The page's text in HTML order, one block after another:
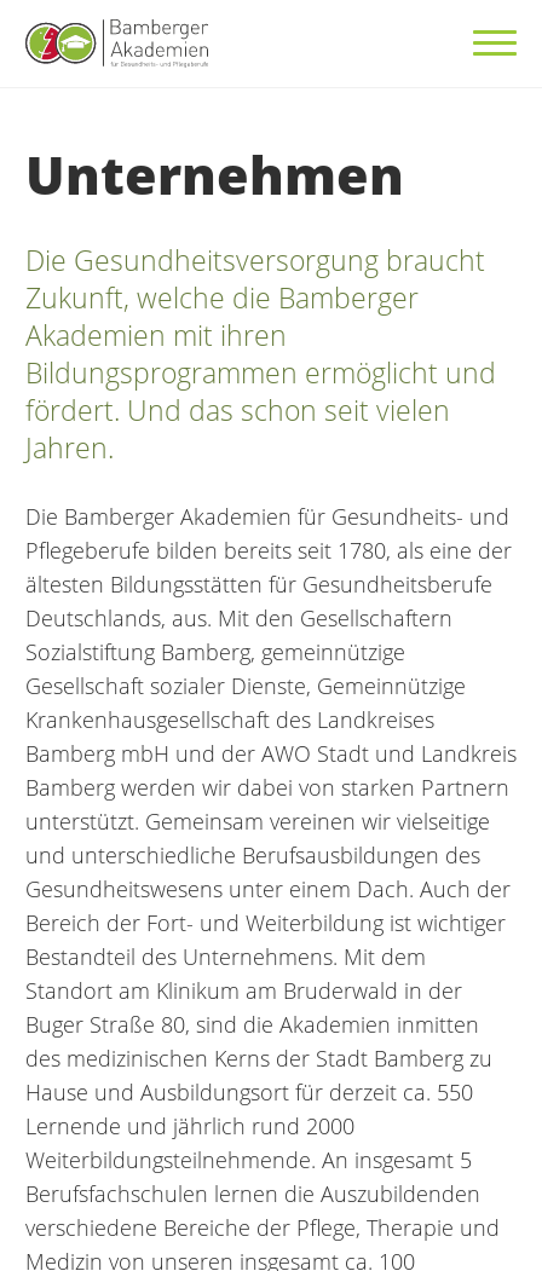
Unternehmen
Die Gesundheitsversorgung braucht
Zukunft, welche die Bamberger
Akademien mit ihren
Bildungsprogrammen ermöglicht und
fördert. Und das schon seit vielen
Jahren.
Die Bamberger Akademien für Gesundheits- und
Pflegeberufe bilden bereits seit 1780, als eine der
ältesten Bildungsstätten für Gesundheitsberufe
Deutschlands, aus. Mit den Gesellschaftern
Sozialstiftung Bamberg, gemeinnützige
Gesellschaft sozialer Dienste, Gemeinnützige
Krankenhausgesellschaft des Landkreises
Bamberg mbH und der AWO Stadt und Landkreis
Bamberg werden wir dabei von starken Partnern
unterstützt. Gemeinsam vereinen wir vielseitige
und unterschiedliche Berufsausbildungen des
Gesundheitswesens unter einem Dach. Auch der
Bereich der Fort- und Weiterbildung ist wichtiger
Bestandteil des Unternehmens. Mit dem
Standort am Klinikum am Bruderwald in der
Buger Straße 80, sind die Akademien inmitten
des medizinischen Kerns der Stadt Bamberg zu
Hause und Ausbildungsort für derzeit ca. 550
Lernende und jährlich rund 2000
Weiterbildungsteilnehmende. An insgesamt 5
Berufsfachschulen lernen die Auszubildenden
verschiedene Bereiche der Pflege, Therapie und
Medizin von unseren insgesamt ca. 100